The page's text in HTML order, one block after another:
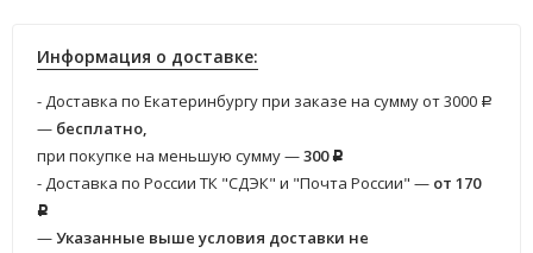
Информация о доставке:
- Доставка по Екатеринбургу при заказе на сумму от 3000 Р
— бесплатно,
при покупке на меньшую сумму —300 Р
- Доставка по России ТК "СДЭК" и "Почта России" — от 170
Р
—Указанные выше условия доставки не